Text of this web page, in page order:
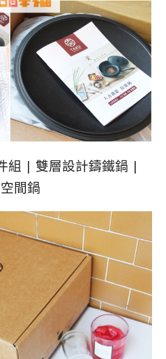
組 | 雙層設計鑄鐵鍋 |
間鍋